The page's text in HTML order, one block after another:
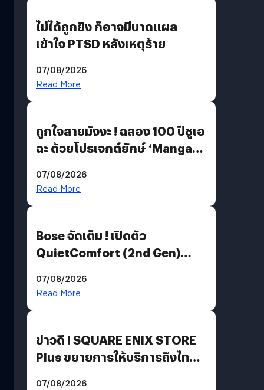
ไม่ได้ถูกยิง ก็อาจมีบาดแผล
เข้าใจ PTSD หลังเหตุร้าย
07/08/2026
Read More
ถูกใจสายมังงะ ! ฉลอง 100 ปีชูเอ
ฉะ ด้วยโปรเจกต์ยักษ์ ‘Manga
มีภาษาไทยด้วย
07/08/2026
Read More
Bose จัดเต็ม ! เปิดตัว
QuietComfort (2nd Gen)
07/08/2026
Read More
ข่าวดี ! SQUARE ENIX STORE
Plus ขยายการให้บริการถึงไทย
07/08/2026